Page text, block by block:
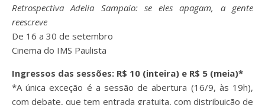
Retrospectiva Adelia Sampaio: se eles apagam, a gente
reescreve
De 16 a 30 de setembro
Cinema do IMS Paulista
Ingressos das sessões: R$ 10 (inteira) e R$ 5 (meia)*
*A única exceção é a sessão de abertura (16/9, às 19h),
com debate, que tem entrada gratuita, com distribuição de